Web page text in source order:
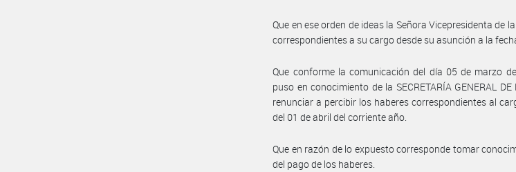
Que en ese orden de ideas la Señora Vicepresidenta de
correspondientes a su cargo desde su asunción a la
Que conforme la comunicación del día 05 de marzo
puso en conocimiento de la SECRETARÍA GENERAL
renunciar a percibir los haberes correspondientes al
del 01 de abril del corriente año.
Que en razón de lo expuesto corresponde tomar
del pago de los haberes.